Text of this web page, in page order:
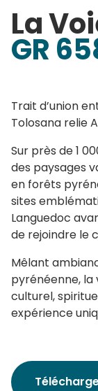
La
GR
Trait d’union
Tolosana relie
Sur près de 1
des paysages
en forêts
sites
Languedoc
de rejoindre le
Mêlant
pyrénéenne, la
culturel,
expérience